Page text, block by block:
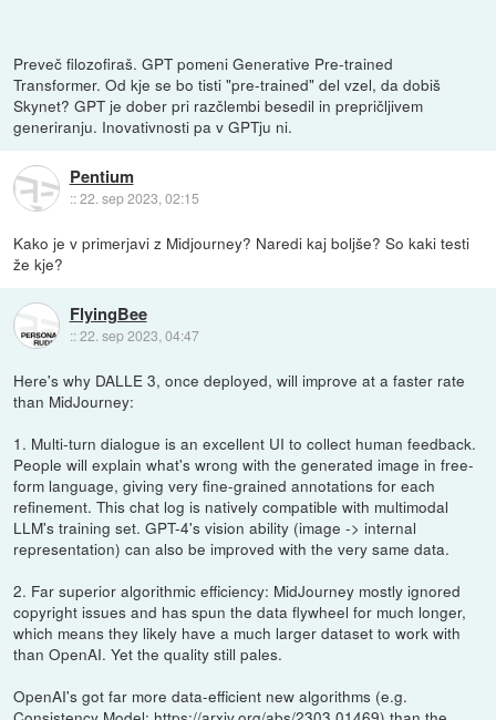
Preveč filozofiraš. GPT pomeni Generative Pre-trained
Transformer. Od kje se bo tisti "pre-trained" del vzel, da dobiš
Skynet? GPT je dober pri razčlembi besedil in prepričljivem
generiranju. Inovativnosti pa v GPTju ni.
Pentium
::22. sep 2023, 02:15
Kako je v primerjavi z Midjourney? Naredi kaj boljše? So kaki testi
že kje?
FlyingBee
::22. sep 2023, 04:47
Here's why DALLE 3, once deployed, will improve at a faster rate
than MidJourney:
1. Multi-turn dialogue is an excellent UI to collect human feedback.
People will explain what's wrong with the generated image in free-
form language, giving very fine-grained annotations for each
refinement. This chat log is natively compatible with multimodal
LLM's training set. GPT-4's vision ability (image -> internal
representation) can also be improved with the very same data.
2. Far superior algorithmic efficiency: MidJourney mostly ignored
copyright issues and has spun the data flywheel for much longer,
which means they likely have a much larger dataset to work with
than OpenAI. Yet the quality still pales.
OpenAI's got far more data-efficient new algorithms (e.g.